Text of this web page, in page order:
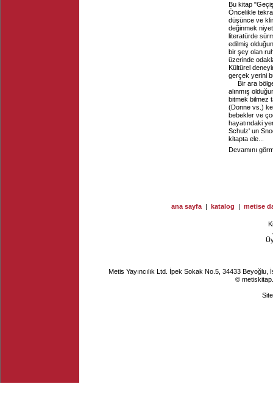
Bu kitap
Öncelikle
düşünce ve
değinmek
literatürde
edilmiş
bir şey olan
üzerinde
Kültürel
gerçek yerini
Bir ara
alınmış
bitmek bilmez
(Donne vs.)
bebekler ve
hayatındaki
Schulz' un
kitapta ele...
Devamını
ana sayfa | katalog | metise
Metis Yayıncılık Ltd. İpek Sokak No.5, 34433
©